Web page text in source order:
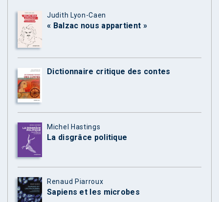
Judith Lyon-Caen
« Balzac nous appartient »
Dictionnaire critique des contes
Michel Hastings
La disgrâce politique
Renaud Piarroux
Sapiens et les microbes